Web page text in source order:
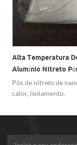
Alta Temperatura
Alumínio Nitreto
Pós de nitreto de
calor, isolamento.